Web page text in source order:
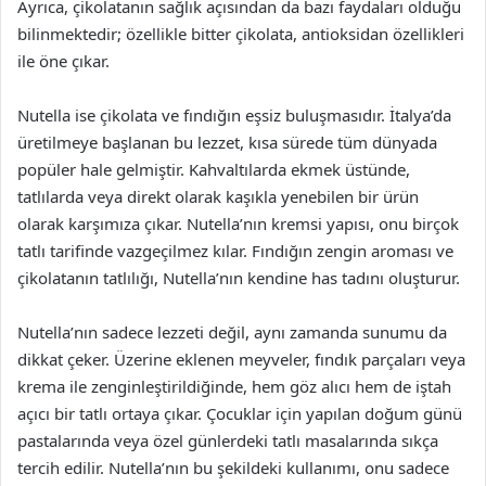
Ayrıca, çikolatanın sağlık açısından da bazı faydaları olduğu
bilinmektedir; özellikle bitter çikolata, antioksidan özellikleri
ile öne çıkar.
Nutella ise çikolata ve fındığın eşsiz buluşmasıdır. İtalya’da
üretilmeye başlanan bu lezzet, kısa sürede tüm dünyada
popüler hale gelmiştir. Kahvaltılarda ekmek üstünde,
tatlılarda veya direkt olarak kaşıkla yenebilen bir ürün
olarak karşımıza çıkar. Nutella’nın kremsi yapısı, onu birçok
tatlı tarifinde vazgeçilmez kılar. Fındığın zengin aroması ve
çikolatanın tatlılığı, Nutella’nın kendine has tadını oluşturur.
Nutella’nın sadece lezzeti değil, aynı zamanda sunumu da
dikkat çeker. Üzerine eklenen meyveler, fındık parçaları veya
krema ile zenginleştirildiğinde, hem göz alıcı hem de iştah
açıcı bir tatlı ortaya çıkar. Çocuklar için yapılan doğum günü
pastalarında veya özel günlerdeki tatlı masalarında sıkça
tercih edilir. Nutella’nın bu şekildeki kullanımı, onu sadece